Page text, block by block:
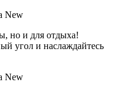
но и для отдыха!
угол и наслаждайтесь